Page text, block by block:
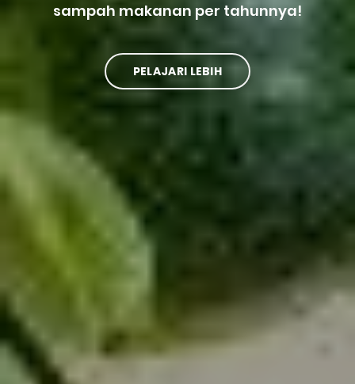
sampah makanan per tahunnya!
PELAJARI LEBIH